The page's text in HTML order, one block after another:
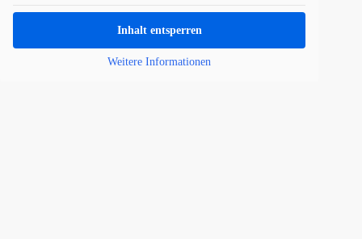
Inhalt entsperren
Weitere Informationen